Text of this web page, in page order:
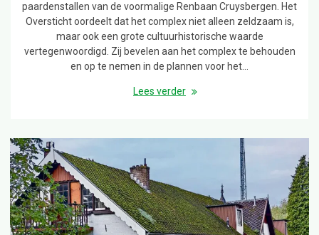
paardenstallen van de voormalige Renbaan Cruysbergen. Het
Oversticht oordeelt dat het complex niet alleen zeldzaam is,
maar ook een grote cultuurhistorische waarde
vertegenwoordigd. Zij bevelen aan het complex te behouden
en op te nemen in de plannen voor het…
Lees verder